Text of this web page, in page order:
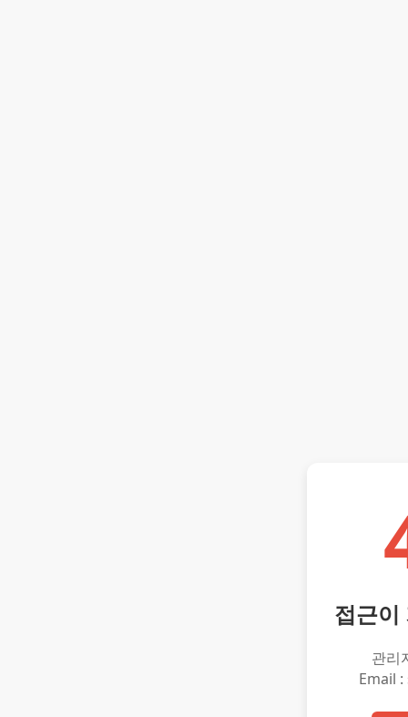
접근이
관리
Email